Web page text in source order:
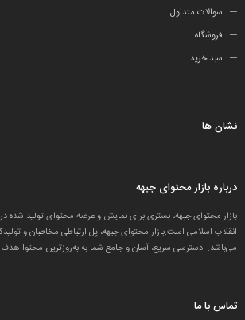
سوالات متداول
فروشگاه
سبد خرید
نشان ها
درباره بازار محتوای جبهه
بازار محتوای جبهه، بستری برای نمایش و عرضه محتوای تولید شده
انقلاب اسلامی است.بازار محتوای جبهه، پل ارتباطی مخاطبان و
می‌باشد. دسترسی سریع، آسان و جامع شما به به‌روزترین محتوا
تماس با ما